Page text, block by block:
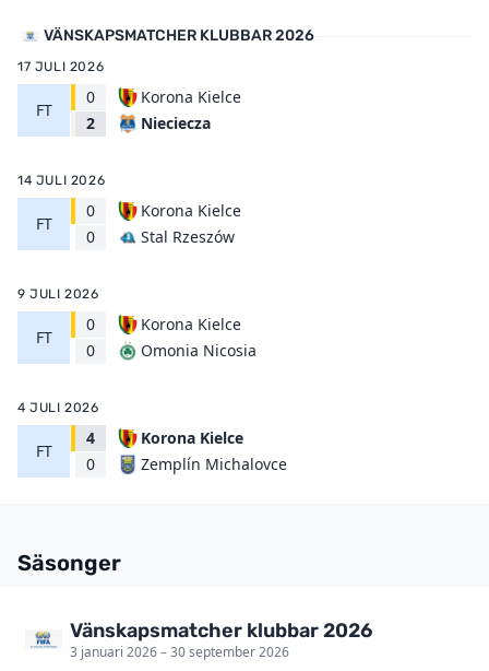
VÄNSKAPSMATCHER KLUBBAR 2026
17 JULI 2026
FT
0
2
Korona Kielce
Nieciecza
14 JULI 2026
FT
0
0
Korona Kielce
Stal Rzeszów
9 JULI 2026
FT
0
0
Korona Kielce
Omonia Nicosia
4 JULI 2026
FT
4
0
Korona Kielce
Zemplín Michalovce
Säsonger
Vänskapsmatcher klubbar 2026
3 januari 2026 – 30 september 2026